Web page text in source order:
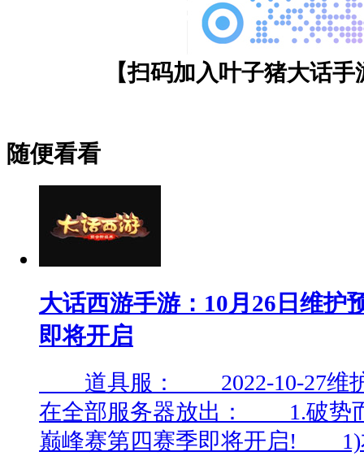
【扫码加入叶子猪大话
随便看看
大话西游手游：10月26日维护
即将开启
道具服： 2022-10-27维
在全部服务器放出： 1.破势
巅峰赛第四赛季即将开启! 1)